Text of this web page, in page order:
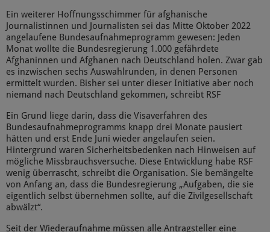
Ein weiterer Hoffnungsschimmer für afghanische
Journalistinnen und Journalisten sei das Mitte Oktober 2022
angelaufene Bundesaufnahmeprogramm gewesen: Jeden
Monat wollte die Bundesregierung 1.000 gefährdete
Afghaninnen und Afghanen nach Deutschland holen. Zwar gab
es inzwischen sechs Auswahlrunden, in denen Personen
ermittelt wurden. Bisher sei unter dieser Initiative aber noch
niemand nach Deutschland gekommen, schreibt RSF
Ein Grund liege darin, dass die Visaverfahren des
Bundesaufnahmeprogramms knapp drei Monate pausiert
hätten und erst Ende Juni wieder angelaufen seien.
Hintergrund waren Sicherheitsbedenken nach Hinweisen auf
mögliche Missbrauchsversuche. Diese Entwicklung habe RSF
wenig überrascht, schreibt die Organisation. Sie bemängelte
von Anfang an, dass die Bundesregierung „Aufgaben, die sie
eigentlich selbst übernehmen sollte, auf die Zivilgesellschaft
abwälzt“.
Seit der Wiederaufnahme müssen alle Antragsteller eine